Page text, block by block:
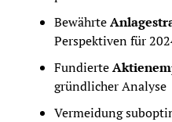
Bewährte
Perspektiven für
Fundierte
gründlicher Analyse
Vermeidung